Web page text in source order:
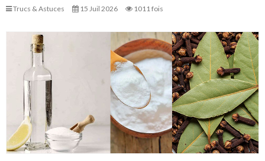
Trucs & Astuces 15 Juil 2026 1011 fois